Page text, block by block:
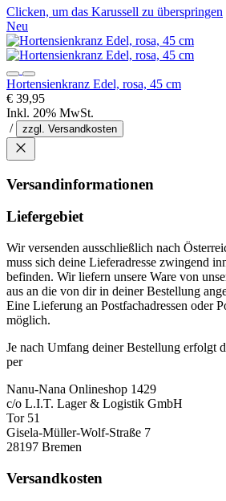
Clicken, um das Karussell zu überspringen
Neu
Hortensienkranz Edel, rosa, 45 cm
€ 39,95
Inkl. 20% MwSt.
/
zzgl. Versandkosten
Versandinformationen
Liefergebiet
Wir versenden ausschließlich nach
muss sich deine Lieferadresse zwingend
befinden. Wir liefern unsere Ware von
aus an die von dir in deiner Bestellung
Eine Lieferung an Postfachadressen oder
möglich.
Je nach Umfang deiner Bestellung erfolgt
per
Nanu-Nana Onlineshop 1429
c/o L.I.T. Lager & Logistik GmbH
Tor 51
Gisela-Müller-Wolf-Straße 7
28197 Bremen
Versandkosten